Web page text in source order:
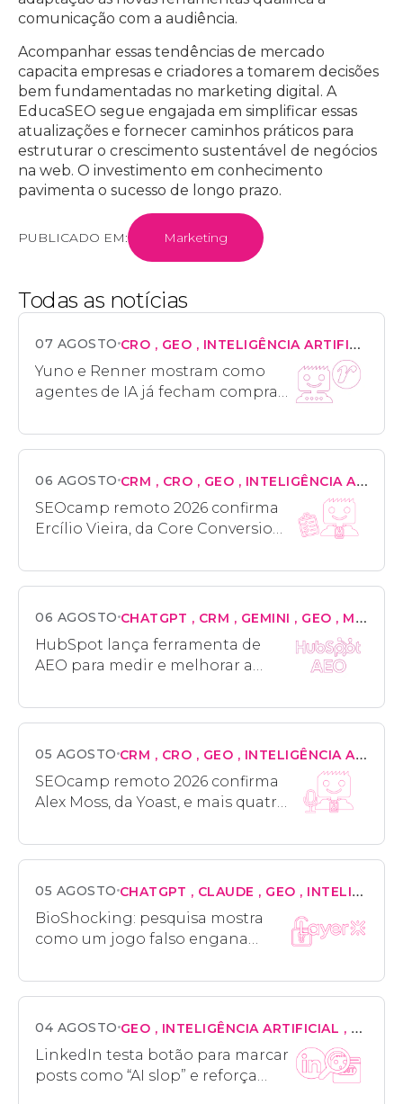
comunicação com a audiência.
Acompanhar essas tendências de mercado
capacita empresas e criadores a tomarem decisões
bem fundamentadas no marketing digital. A
EducaSEO segue engajada em simplificar essas
atualizações e fornecer caminhos práticos para
estruturar o crescimento sustentável de negócios
na web. O investimento em conhecimento
pavimenta o sucesso de longo prazo.
PUBLICADO EM: Marketing
Todas as notícias
07 AGOSTO CRO GEO INTELIGÊNCIA ARTIFICIAL
Yuno e Renner mostram como
agentes de IA já fecham compras
06 AGOSTO CRM CRO GEO INTELIGÊNCIA ARTIFICIAL
SEOcamp remoto 2026 confirma
Ercílio Vieira, da Core Conversion,
06 AGOSTO CHATGPT CRM GEMINI GEO MARKETING
HubSpot lança ferramenta de
AEO para medir e melhorar a
respostas de IA
05 AGOSTO CRM CRO GEO INTELIGÊNCIA ARTIFICIAL
SEOcamp remoto 2026 confirma
Alex Moss, da Yoast, e mais quatro
05 AGOSTO CHATGPT CLAUDE GEO INTELIGÊNCIA ARTIFICIAL
BioShocking: pesquisa mostra
como um jogo falso engana
credenciais do usuário
04 AGOSTO GEO INTELIGÊNCIA ARTIFICIAL
LinkedIn testa botão para marcar
posts como “AI slop” e reforça